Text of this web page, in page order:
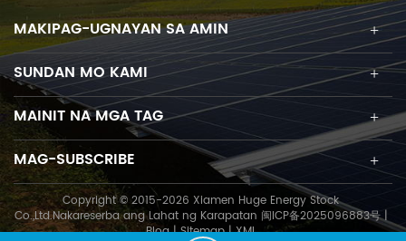
MAKIPAG-UGNAYAN SA AMIN
SUNDAN MO KAMI
MAINIT NA MGA TAG
MAG-SUBSCRIBE
Copyright © 2015-2026 Xiamen Huge Energy Stock
Co.,Ltd.Nakareserba ang Lahat ng Karapatan 闽ICP备2025096883号|
Blog|Sitemap|XML